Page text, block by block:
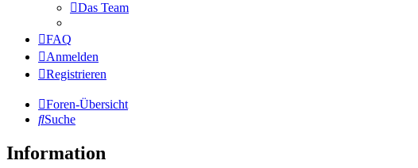
Das Team
FAQ
Anmelden
Registrieren
Foren-Übersicht
Suche
Information